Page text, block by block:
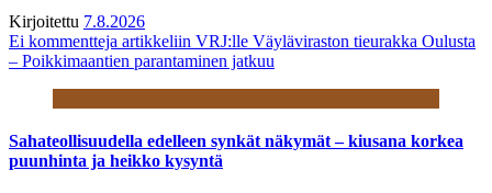
Kirjoitettu 7.8.2026
Ei kommentteja artikkeliin VRJ:lle Väyläviraston tieurakka Oulusta
– Poikkimaantien parantaminen jatkuu
Sahateollisuudella edelleen synkät näkymät – kiusana korkea
puunhinta ja heikko kysyntä